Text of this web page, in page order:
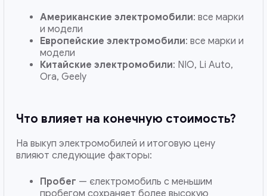
Американские электромобили: все марки
и модели
Европейские электромобили: все марки и
модели
Китайские электромобили: NIO, Li Auto,
Ora, Geely
Что влияет на конечную стоимость?
На выкуп электромобилей и итоговую цену
влияют следующие факторы:
Пробег — єлектромобиль с меньшим
пробегом сохраняет более высокую